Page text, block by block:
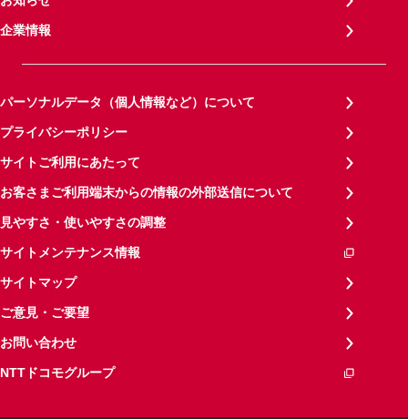
企業情報
パーソナルデータ（個人情報など）について
プライバシーポリシー
サイトご利用にあたって
お客さまご利用端末からの情報の外部送信について
見やすさ・使いやすさの調整
サイトメンテナンス情報
サイトマップ
ご意見・ご要望
お問い合わせ
NTTドコモグループ